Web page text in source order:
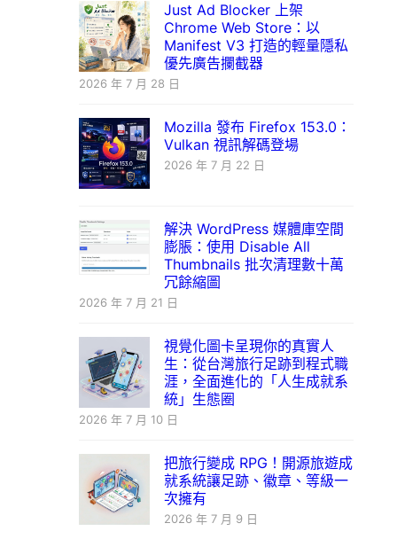
Just Ad Blocker 上架
Chrome Web Store：以
Manifest V3 打造的輕量隱私
優先廣告攔截器
2026 年 7 月 28 日
Mozilla 發布 Firefox 153.0：
Vulkan 視訊解碼登場
2026 年 7 月 22 日
解決 WordPress 媒體庫空間
膨脹：使用 Disable All
Thumbnails 批次清理數十萬
冗餘縮圖
2026 年 7 月 21 日
視覺化圖卡呈現你的真實人
生：從台灣旅行足跡到程式職
涯，全面進化的「人生成就系
統」生態圈
2026 年 7 月 10 日
把旅行變成 RPG！開源旅遊成
就系統讓足跡、徽章、等級一
次擁有
2026 年 7 月 9 日